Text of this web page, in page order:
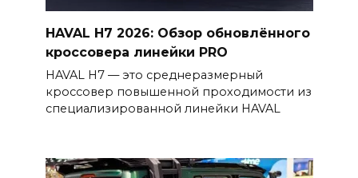
HAVAL H7 2026: Обзор обновлённого
кроссовера линейки PRO
HAVAL H7 — это среднеразмерный
кроссовер повышенной проходимости из
специализированной линейки HAVAL